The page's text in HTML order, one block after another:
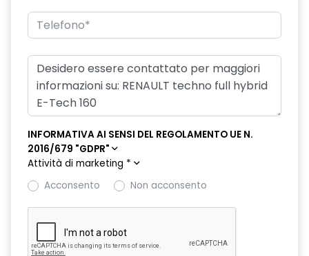
HAR02
intelligent speed assist assistenza al superamento dei limiti
di velocità
lunotto posteriore con funzione sbrinamento
multi-sense a 4 modalità
privacy glass
INFORMATIVA AI SENSI DEL REGOLAMENTO UE N.
2016/679 "GDPR"
Attività di marketing *
Acconsento
Non acconsento